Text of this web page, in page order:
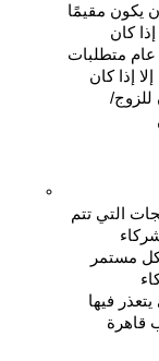
وأن يكون مواطنًا كنديًا أو مقيمًا دائمًا، وأن يكون مقيمًا
في كندا (أو أن يثبت نيته الإقامة في كندا إذا كان
مواطنًا يعيش في الخارج). لا توجد بشكل عام متطلبات
دخل لكفالة زوج أو شريك أو طفل معال، إلا إذا كان
  تعترف كندا بالزيجات التي تتم
بشكل قانوني من دول أجنبية. بالنسبة للشركاء
العرفيين، يجب أن تكونوا قد تعايشتم بشكل مستمر
لمدة عام واحد على الأقل. يُعترف بالشركاء
المتعايشين في الظروف الاستثنائية التي يتعذر فيها